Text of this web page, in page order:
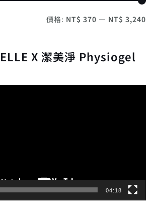
價格: NT$ 370 — NT$ 3,240
X 潔美淨 Physiogel
04:18